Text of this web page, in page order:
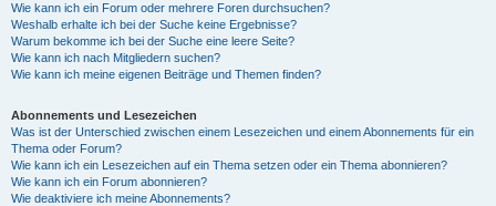
Wie kann ich ein Forum oder mehrere Foren durchsuchen?
Weshalb erhalte ich bei der Suche keine Ergebnisse?
Warum bekomme ich bei der Suche eine leere Seite?
Wie kann ich nach Mitgliedern suchen?
Wie kann ich meine eigenen Beiträge und Themen finden?
Abonnements und Lesezeichen
Was ist der Unterschied zwischen einem Lesezeichen und einem Abonnements für ein
Thema oder Forum?
Wie kann ich ein Lesezeichen auf ein Thema setzen oder ein Thema abonnieren?
Wie kann ich ein Forum abonnieren?
Wie deaktiviere ich meine Abonnements?